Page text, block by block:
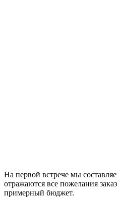
На первой встрече мы
отражаются все пожелания
примерный бюджет.